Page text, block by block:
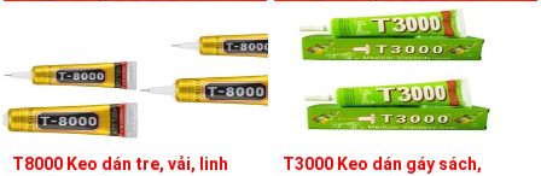
T8000 Keo dán tre, vải, linh
T3000 Keo dán gáy sách,